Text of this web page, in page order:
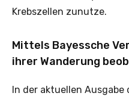
Krebszellen zunutze.
Mittels Bayessche
ihrer Wanderung
In der aktuellen Ausgabe